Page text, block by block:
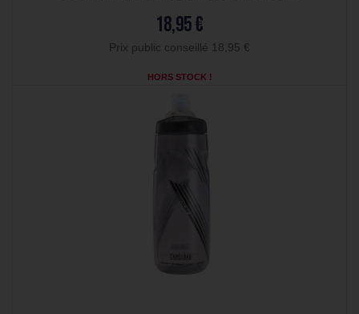
18,95 €
Prix public conseillé 18,95 €
HORS STOCK !